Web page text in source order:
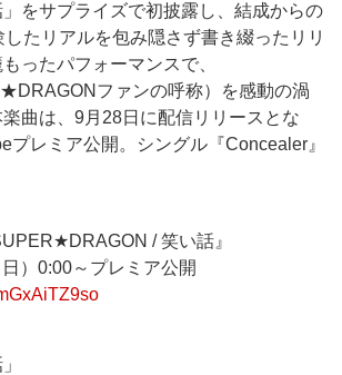
をサプライズで初披露し、結成からの
たリアルを包み隠さず書き綴ったリリ
ったパフォーマンスで、
ファンの呼称）を感動の渦
曲は、9月28日に配信リリースとな
プレミア公開。シングル『Concealer』
/ 笑い話』
）0:00～プレミア公開